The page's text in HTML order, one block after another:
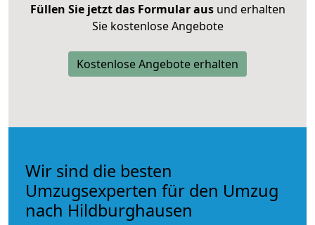
Füllen Sie jetzt das Formular ausund erhalten
Sie kostenlose Angebote
Kostenlose Angebote erhalten
Wir sind die besten
Umzugsexperten für den Umzug
nach Hildburghausen